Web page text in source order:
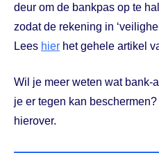
deur om de bankpas op te
zodat de rekening in
Lees hier het gehele artikel
Wil je meer weten wat bank-
je er tegen kan
hierover.